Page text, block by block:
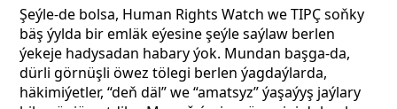
Şeýle-de bolsa, Human Rights Watch we TIPÇ soňky
bäş ýylda bir emläk eýesine şeýle saýlaw berlen
ýekeje hadysadan habary ýok. Mundan başga-da,
dürli görnüşli öwez tölegi berlen ýagdaýlarda,
häkimiýetler, “deň däl” we “amatsyz” ýaşaýyş jaýlary